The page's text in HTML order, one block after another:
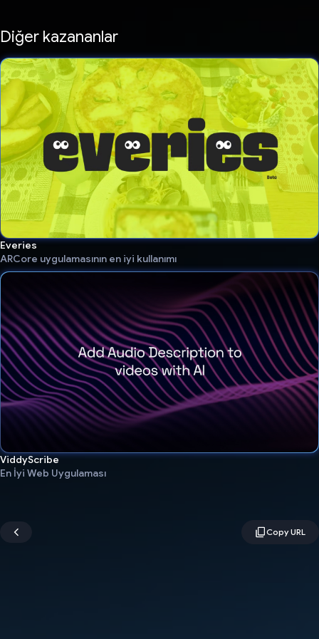
Diğer kazananlar
Everies
ARCore uygulamasının en iyi kullanımı
ViddyScribe
En İyi Web Uygulaması